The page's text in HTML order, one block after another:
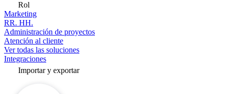
Rol
Marketing
RR. HH.
Administración de proyectos
Atención al cliente
Ver todas las soluciones
Integraciones
Importar y exportar